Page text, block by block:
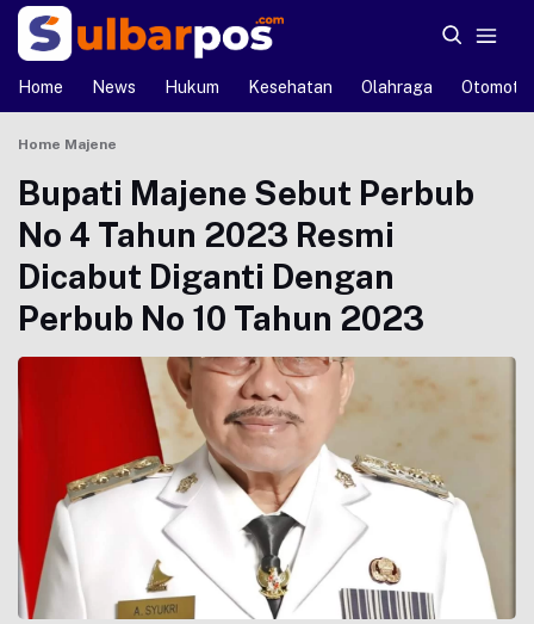
Home News Hukum Kesehatan Olahraga Otomotif
Home Majene
Bupati Majene Sebut Perbub
No 4 Tahun 2023 Resmi
Dicabut Diganti Dengan
Perbub No 10 Tahun 2023